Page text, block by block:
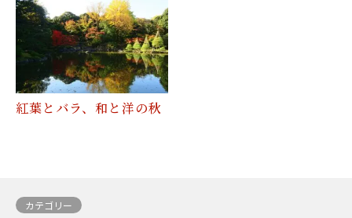
紅葉とバラ、和と洋の秋
カテゴリー